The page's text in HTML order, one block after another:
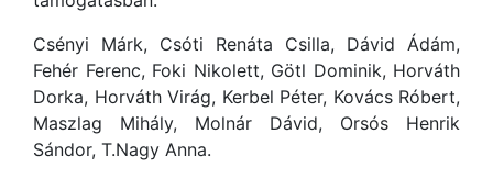
Csényi Márk, Csóti Renáta Csilla, Dávid Ádám,
Fehér Ferenc, Foki Nikolett, Götl Dominik, Horváth
Dorka, Horváth Virág, Kerbel Péter, Kovács Róbert,
Maszlag Mihály, Molnár Dávid, Orsós Henrik
Sándor, T.Nagy Anna.